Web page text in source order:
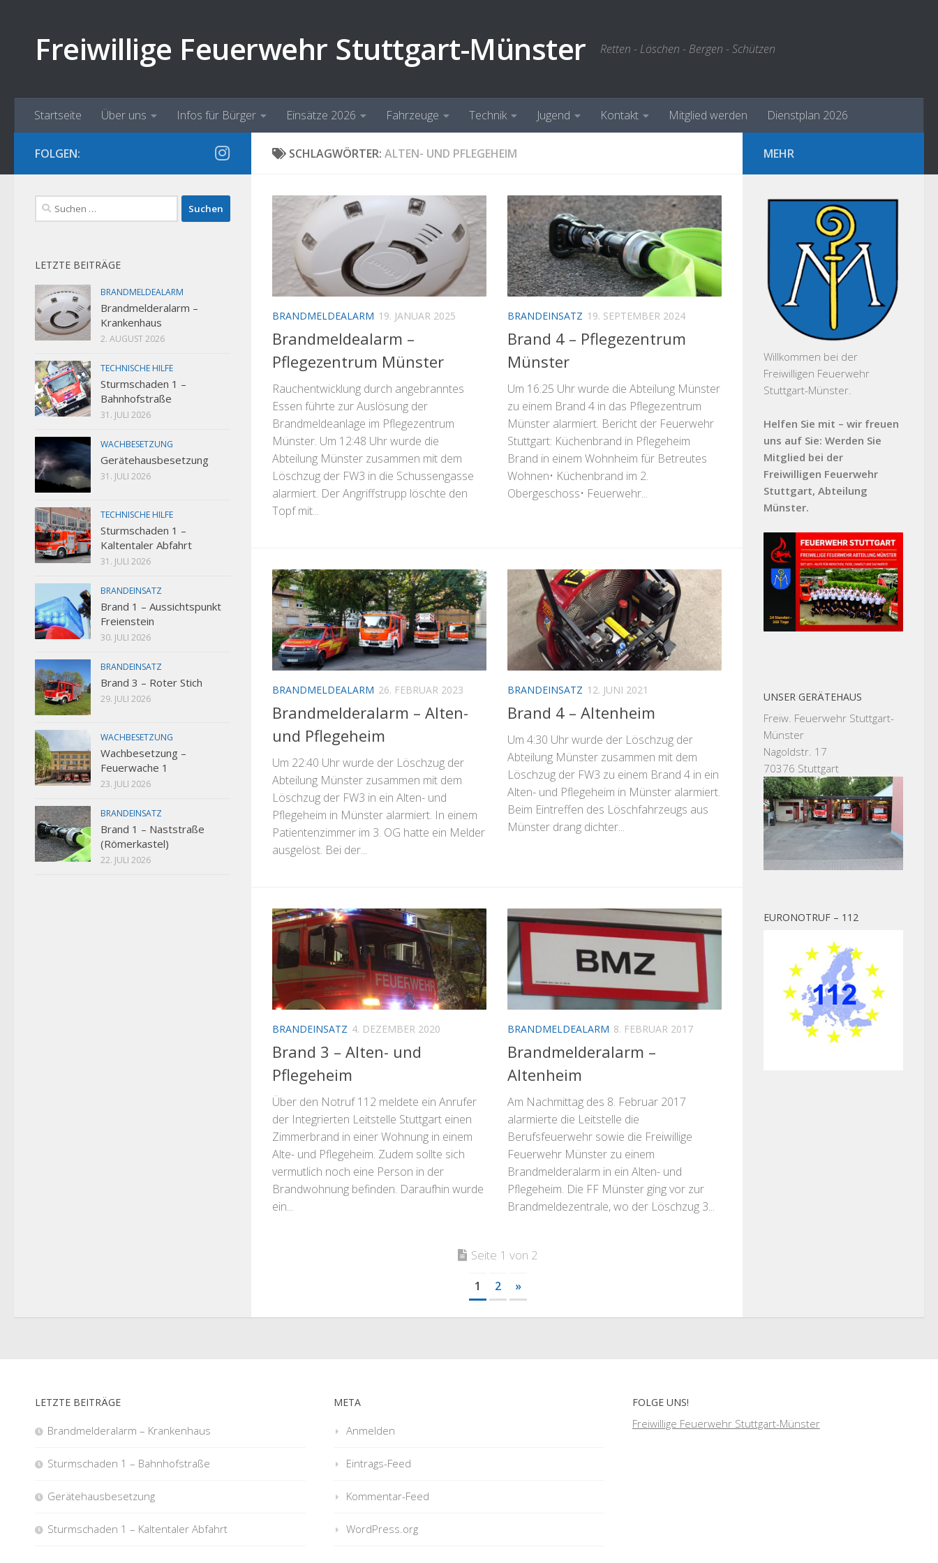
Freiwillige Feuerwehr Stuttgart-Münster Retten - Löschen - Bergen - Schützen
Startseite Über uns Infos für Bürger Einsätze 2026 Fahrzeuge Technik Jugend Kontakt Mitglied werden Dienstplan 2026
SCHLAGWÖRTER: ALTEN- UND PFLEGEHEIM
BRANDMELDEALARM 19. JANUAR 2025
Brandmeldealarm –
Pflegezentrum Münster
Rauchentwicklung durch angebranntes
Essen führte zur Auslösung der
Brandmeldeanlage im Pflegezentrum
Münster. Um 12:48 Uhr wurde die
Abteilung Münster zusammen mit dem
Löschzug der FW3 in die Schussengasse
alarmiert. Der Angriffstrupp löschte den
Topf mit...
BRANDEINSATZ 19. SEPTEMBER 2024
Brand 4 – Pflegezentrum
Münster
Um 16:25 Uhr wurde die Abteilung Münster
zu einem Brand 4 in das Pflegezentrum
Münster alarmiert. Bericht der Feuerwehr
Stuttgart: Küchenbrand in Pflegeheim
Brand in einem Wohnheim für Betreutes
Wohnen• Küchenbrand im 2.
Obergeschoss• Feuerwehr...
BRANDMELDEALARM 26. FEBRUAR 2023
Brandmelderalarm – Alten-
und Pflegeheim
Um 22:40 Uhr wurde der Löschzug der
Abteilung Münster zusammen mit dem
Löschzug der FW3 in ein Alten- und
Pflegeheim in Münster alarmiert. In einem
Patientenzimmer im 3. OG hatte ein Melder
ausgelöst. Bei der...
BRANDEINSATZ 12. JUNI 2021
Brand 4 – Altenheim
Um 4:30 Uhr wurde der Löschzug der
Abteilung Münster zusammen mit dem
Löschzug der FW3 zu einem Brand 4 in ein
Alten- und Pflegeheim in Münster alarmiert.
Beim Eintreffen des Löschfahrzeugs aus
Münster drang dichter...
BRANDEINSATZ 4. DEZEMBER 2020
Brand 3 – Alten- und
Pflegeheim
Über den Notruf 112 meldete ein Anrufer
der Integrierten Leitstelle Stuttgart einen
Zimmerbrand in einer Wohnung in einem
Alte- und Pflegeheim. Zudem sollte sich
vermutlich noch eine Person in der
Brandwohnung befinden. Daraufhin wurde
ein...
BRANDMELDEALARM 8. FEBRUAR 2017
Brandmelderalarm –
Altenheim
Am Nachmittag des 8. Februar 2017
alarmierte die Leitstelle die
Berufsfeuerwehr sowie die Freiwillige
Feuerwehr Münster zu einem
Brandmelderalarm in ein Alten- und
Pflegeheim. Die FF Münster ging vor zur
Brandmeldezentrale, wo der Löschzug 3...
Seite 1 von 2
1 2 »
FOLGEN:
Suchen
nach:
LETZTE BEITRÄGE
BRANDMELDEALARM
Brandmelderalarm –
Krankenhaus
2. AUGUST 2026
TECHNISCHE HILFE
Sturmschaden 1 –
Bahnhofstraße
31. JULI 2026
WACHBESETZUNG
Gerätehausbesetzung
31. JULI 2026
TECHNISCHE HILFE
Sturmschaden 1 –
Kaltentaler Abfahrt
31. JULI 2026
BRANDEINSATZ
Brand 1 – Aussichtspunkt
Freienstein
30. JULI 2026
BRANDEINSATZ
Brand 3 – Roter Stich
29. JULI 2026
WACHBESETZUNG
Wachbesetzung –
Feuerwache 1
23. JULI 2026
BRANDEINSATZ
Brand 1 – Naststraße
(Römerkastel)
22. JULI 2026
MEHR
Willkommen bei der
Freiwilligen Feuerwehr
Stuttgart-Münster.
Helfen Sie mit – wir freuen
uns auf Sie: Werden Sie
Mitglied bei der
Freiwilligen Feuerwehr
Stuttgart, Abteilung
Münster.
UNSER GERÄTEHAUS
Freiw. Feuerwehr Stuttgart-
Münster
Nagoldstr. 17
70376 Stuttgart
EURONOTRUF – 112
LETZTE BEITRÄGE
Brandmelderalarm – Krankenhaus
Sturmschaden 1 – Bahnhofstraße
Gerätehausbesetzung
Sturmschaden 1 – Kaltentaler Abfahrt
META
Anmelden
Eintrags-Feed
Kommentar-Feed
WordPress.org
FOLGE UNS!
Freiwillige Feuerwehr Stuttgart-Münster